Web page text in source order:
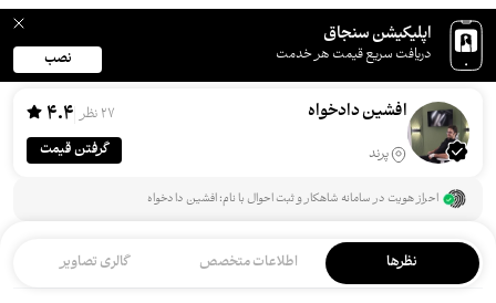
اپلیکیشن سنجاق
دریافت سریع قیمت هر خدمت نصب
افشین دادخواه
پرند
27 نظر 4.4
گرفتن قیمت
احراز هویت در سامانه شاهکار و ثبت احوال با نام: افشین دادخواه
نظرها اطلاعات متخصص گالری تصاویر